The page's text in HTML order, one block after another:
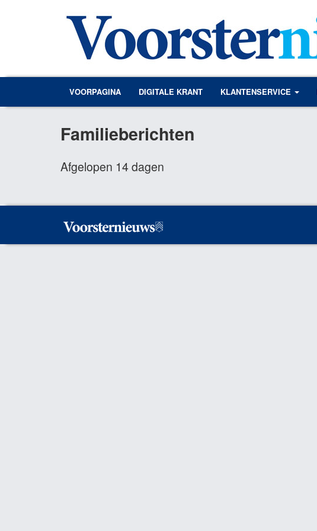
VOORPAGINA DIGITALE KRANT KLANTENSERVICE
Familieberichten
Afgelopen 14 dagen